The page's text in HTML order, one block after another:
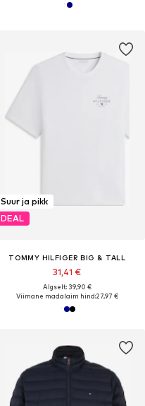
Suur ja pikk
DEAL
TOMMY HILFIGER BIG & TALL
31,41 €
Algselt: 39,90 €
Viimane madalaim hind:27,97 €